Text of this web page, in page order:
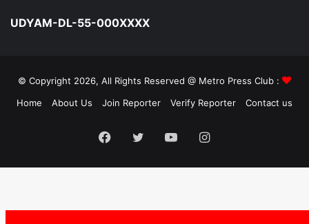
UDYAM-DL-55-000XXXX
© Copyright 2026, All Rights Reserved @ Metro Press Club :
Home
About Us Join Reporter Verify Reporter Contact us
Facebook
TwitterYouTubeInstagram